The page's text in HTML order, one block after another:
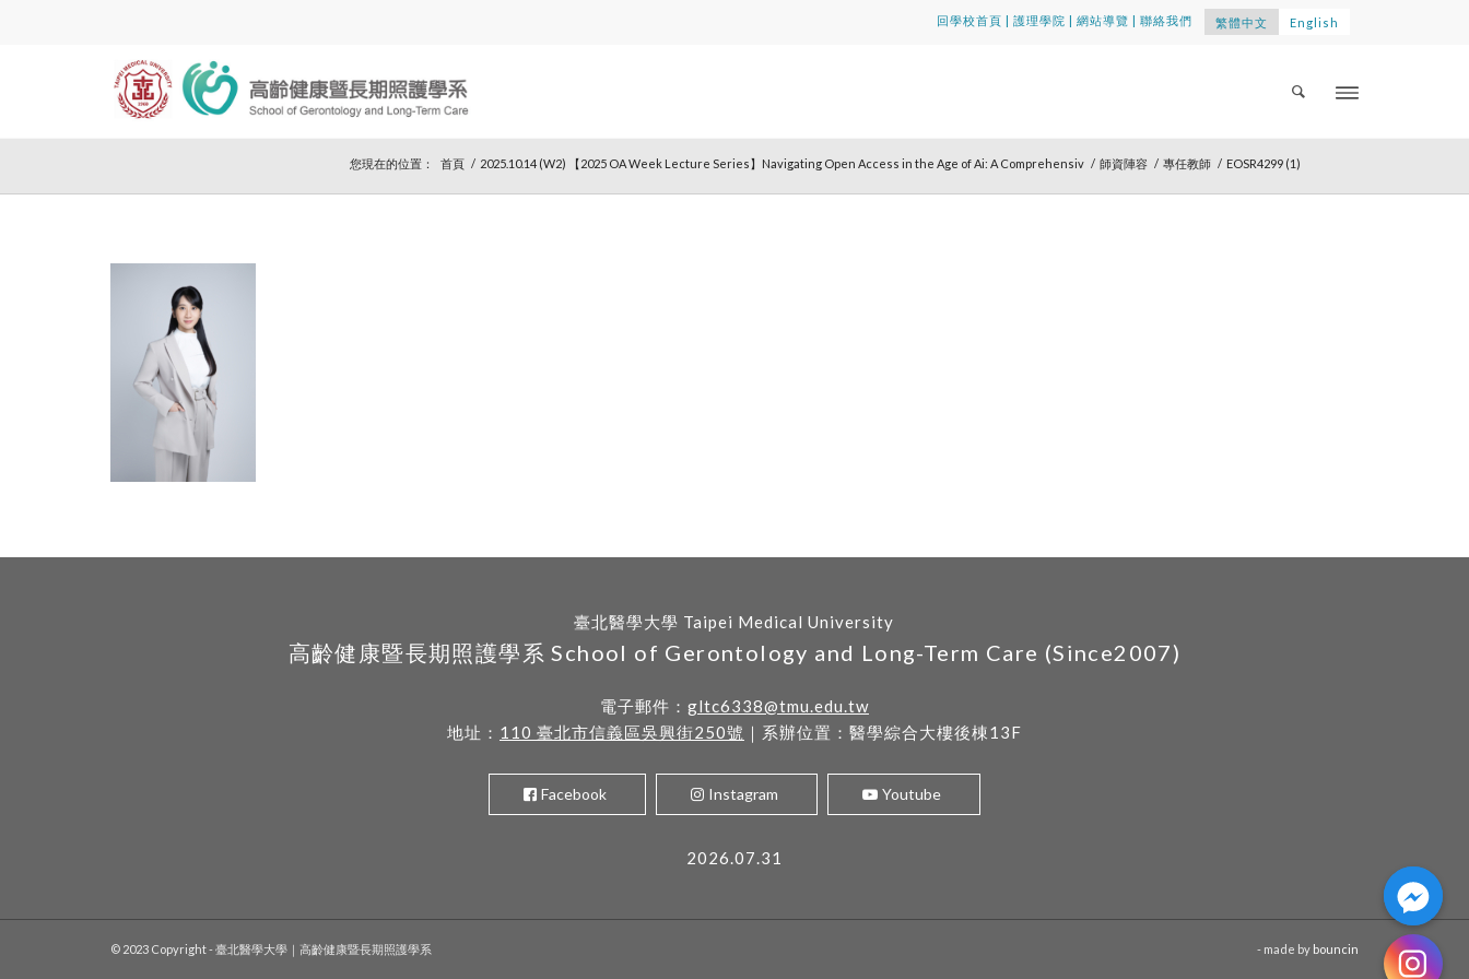
回學校首頁 |護理學院 |網站導覽 |聯絡我們 繁體中文 English
您現在的位置： 首頁 / 2025.10.14 (W2) 【2025 OA Week Lecture Series】Navigating Open Access in the Age of Ai: A Comprehensiv / 師資陣容 / 專任教師 / EOSR4299 (1)
臺北醫學大學 Taipei Medical University
高齡健康暨長期照護學系 School of Gerontology and Long-Term Care (Since2007)
電子郵件： gltc6338@tmu.edu.tw
地址： 110 臺北市信義區吳興街250號 ｜系辦位置：醫學綜合大樓後棟13F
Facebook Instagram Youtube
2026.07.31
© 2023 Copyright - 臺北醫學大學｜高齡健康暨長期照護學系 - made by bouncin